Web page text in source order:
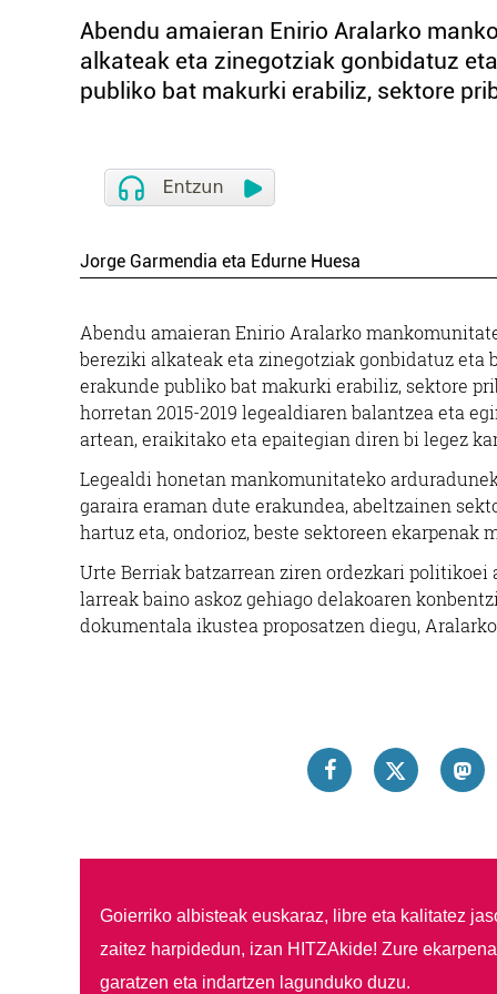
Abendu amaieran Enirio Aralarko
alkateak eta zinegotziak gonbidatuz
publiko bat makurki erabiliz, sektore
Jorge Garmendia eta Edurne Huesa
Abendu amaieran Enirio Aralarko
bereziki alkateak eta zinegotziak gonbidatuz eta
erakunde publiko bat makurki erabiliz, sektore
horretan 2015-2019 legealdiaren balantzea eta
artean, eraikitako eta epaitegian diren bi legez
Legealdi honetan mankomunitateko
garaira eraman dute erakundea, abeltzainen
hartuz eta, ondorioz, beste sektoreen
Urte Berriak batzarrean ziren ordezkari
larreak baino askoz gehiago delakoaren
dokumentala ikustea proposatzen diegu,
Goierriko albisteak euskaraz, libre eta kalitatez
zaitez harpidedun, izan HITZAkide! Zure
garatzen eta indartzen lagunduko duzu.